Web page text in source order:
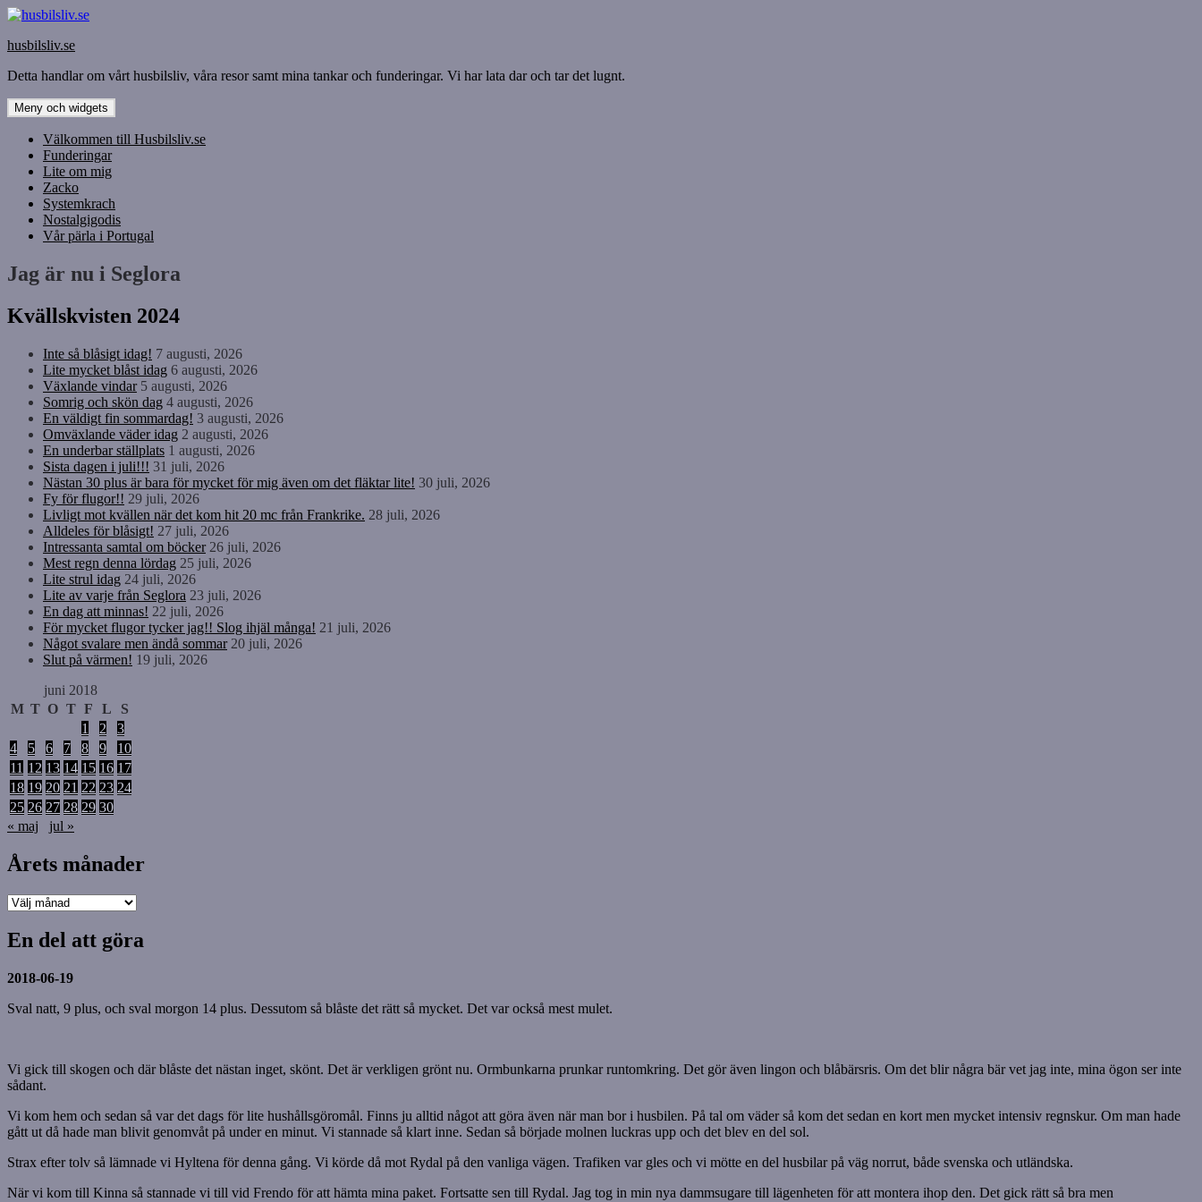
Hoppa
innehåll
husbilsliv.se
Detta handlar om vårt husbilsliv, våra resor samt mina tankar och funderingar. Vi har lata dar och tar det lugnt.
Meny och widgets
Välkommen till Husbilsliv.se
Funderingar
Lite om mig
Zacko
Systemkrach
Nostalgigodis
Vår pärla i Portugal
Jag är nu i Seglora
Kvällskvisten 2024
Inte så blåsigt idag! 7 augusti, 2026
Lite mycket blåst idag 6 augusti, 2026
Växlande vindar 5 augusti, 2026
Somrig och skön dag 4 augusti, 2026
En väldigt fin sommardag! 3 augusti, 2026
Omväxlande väder idag 2 augusti, 2026
En underbar ställplats 1 augusti, 2026
Sista dagen i juli!!! 31 juli, 2026
Nästan 30 plus är bara för mycket för mig även om det fläktar lite! 30 juli, 2026
Fy för flugor!! 29 juli, 2026
Livligt mot kvällen när det kom hit 20 mc från Frankrike. 28 juli, 2026
Alldeles för blåsigt! 27 juli, 2026
Intressanta samtal om böcker 26 juli, 2026
Mest regn denna lördag 25 juli, 2026
Lite strul idag 24 juli, 2026
Lite av varje från Seglora 23 juli, 2026
En dag att minnas! 22 juli, 2026
För mycket flugor tycker jag!! Slog ihjäl många! 21 juli, 2026
Något svalare men ändå sommar 20 juli, 2026
Slut på värmen! 19 juli, 2026
juni 2018
M T O T F L
S
1
2
3
4
5 6 7 8 9
10
11 12 13 14 15 16 17
18 19 20 21 22 23 24
25 26 27 28 29 30
« maj
jul »
Årets månader
Årets
En del att göra
2018-06-19
Sval natt, 9 plus, och sval morgon 14 plus. Dessutom så blåste det rätt så mycket. Det var också mest mulet.
Vi gick till skogen och där blåste det nästan inget, skönt. Det är verkligen grönt nu. Ormbunkarna prunkar runtomkring. Det gör även lingon och blåbärsris. Om det blir några bär vet jag inte, mina ögon ser inte
sådant.
Vi kom hem och sedan så var det dags för lite hushållsgöromål. Finns ju alltid något att göra även när man bor i husbilen. På tal om väder så kom det sedan en kort men mycket intensiv regnskur. Om man hade
gått ut då hade man blivit genomvåt på under en minut. Vi stannade så klart inne. Sedan så började molnen luckras upp och det blev en del sol.
Strax efter tolv så lämnade vi Hyltena för denna gång. Vi körde då mot Rydal på den vanliga vägen. Trafiken var gles och vi mötte en del husbilar på väg norrut, både svenska och utländska.
När vi kom till Kinna så stannade vi till vid Frendo för att hämta mina paket. Fortsatte sen till Rydal. Jag tog in min nya dammsugare till lägenheten för att montera ihop den. Det gick rätt så bra men